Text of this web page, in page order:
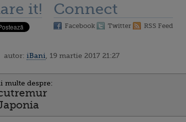
it! Connect
Facebook Twitter RSS Feed
autor: iBani , 19 martie 2017 21:27
multe despre: